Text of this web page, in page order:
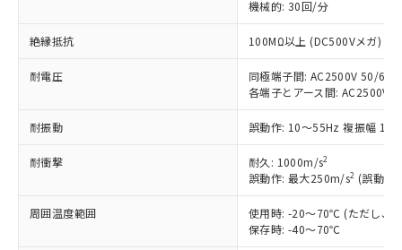
機械的: 30回/分
絶縁抵抗 100MΩ以上 (DC500Vメガ)
耐電圧
同極端子間: AC2500V 50/
各端子とアース間: AC2500V
耐振動 誤動作: 10～55Hz 複振幅
耐衝撃 耐久: 1000m/s2
誤動作: 最大250m/s2 (誤動作
周囲温度範囲
使用時: -20～70℃ (ただし、
保存時: -40～70℃
以下の条件をお読みいただき、同意のうえ
ご利用ください。
本サービスは、当社制御機器事業取扱
商品の当社在庫状況および標準価格
(税抜)を提供させていただくもので
当社制御機器事業取扱商品の中には、
本サービスの対象外となる商品もある
記載している更新日時点での社内デー
タに基づき作成されるものであり、閲
対応予定なし：EU RoHS指令（10物質）の
非含有に非対応の商品で、対応品を出す予
定はありません。
調査・確認中：EU RoHS指令（10物質）の
非含有の対応状況を調査中または確認中の
非該当品：ライセンス料など無形物で、有
害物質有無と関係のない商品です。
仕入先様の事情により、非含有部品として
いたものが、含有品と判明した場合などや
むを得ず変更することがあります。
鉛(Pb) 1000ppm以下、 水銀(Hg) 1000ppm以下、 カド
「○」：最大均質材料含有率が中国RoHSの
基準値以下であることを示します。
「×」：最大均質材料含有率が中国RoHSの
基準値を超えていることを示します。
「－」：未確認です。当社販売部門へお問
い合わせください。
当社は、これら貴社製品のうち、外国
為替および外国貿易法に定める商品
（以下｢規制貨物等」という）を輸出
または国外への提供する場合は、日本